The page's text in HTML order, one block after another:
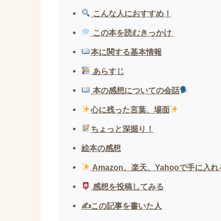
こんな人におすすめ！
この本を読むきっかけ
本に関する基本情報
あらすじ
本の感想についての会話
心に残った言葉、場面
ちょっと深掘り！
絵本の感想
Amazon、楽天、Yahooで手に入れ
感想を投稿してみる
✍️この記事を書いた人